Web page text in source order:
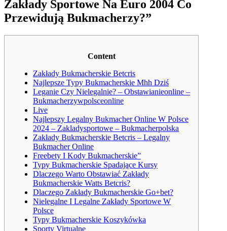
Zakłady Sportowe Na Euro 2004 Co
Przewidują Bukmacherzy?”
Content
Zakłady Bukmacherskie Betcris
Najlepsze Typy Bukmacherskie Mhh Dziś
Leganie Czy Nielegalnie? – Obstawianieonline –
Bukmacherzywpolsceonline
Live
Najlepszy Legalny Bukmacher Online W Polsce
2024 – Zakladysportowe – Bukmacherpolska
Zakłady Bukmacherskie Betcris – Legalny
Bukmacher Online
Freebety I Kody Bukmacherskie”
Typy Bukmacherskie Spadające Kursy
Dlaczego Warto Obstawiać Zakłady
Bukmacherskie Watts Betcris?
Dlaczego Zakłady Bukmacherskie Go+bet?
Nielegalne I Legalne Zakłady Sportowe W
Polsce
Typy Bukmacherskie Koszykówka
Sporty Virtualne